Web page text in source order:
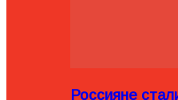
Россияне